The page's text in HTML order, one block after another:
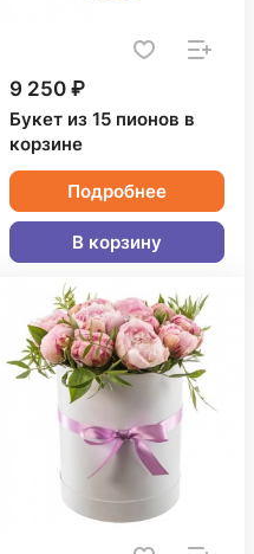
9 250 ₽
Букет из 15 пионов в
корзине
Подробнее
В корзину